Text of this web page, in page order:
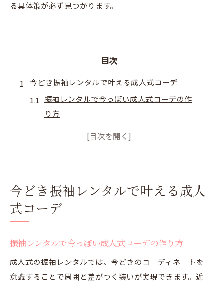
る具体策が必ず見つかります。
目次
今どき振袖レンタルで叶える成人式コーデ
振袖レンタルで今っぽい成人式コーデの作
り方
成人式で注目の振袖レンタル最新トレンド
ト
写真映えする振袖レンタル成人式コーデ術
成人式で映える人気色振袖レンタル特集
振袖レンタルで選ぶ成人式人気カラー解説
成人式振袖レンタルで注目の色選びポイン
今どき振袖レンタルで叶える成人
式コーデ
振袖レンタルで今っぽい成人式コーデの作り方
成人式の振袖レンタルでは、今どきのコーディネートを
意識することで周囲と差がつく装いが実現できます。近